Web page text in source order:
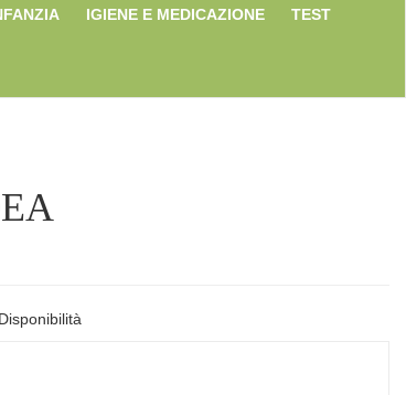
IGIENE E MEDICAZIONE TEST